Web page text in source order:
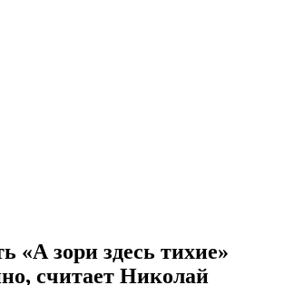
«А зори здесь тихие»
считает Николай